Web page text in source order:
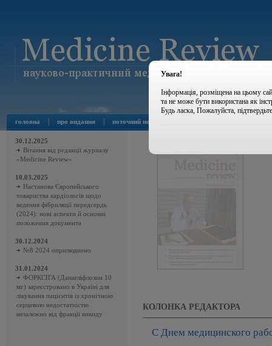
головна про видання поточний номер
30.12.2025
Вітання від редакції журналу
«Medicine Review»
10.03.2025
Настанова Європейського
товариства кардіологів щодо
ведення фібриляції передсердь
(2024): нові аспекти й основні
положення документа
30.12.2024
№8 2024 оприлюднено
31.01.2024
ФОРКСІГА (Дапагліфлозин 10
мг) зареєстровано в Україні для
лікування пацієнтів із хронічною
серцевою недостатністю
незалежно від фракції викиду
КОЛОНКА РЕДАКТОРА
С Днем медицинского
Увага!
Інформація, розміщена на цьому
та не може бути використана як
Будь ласка, Пожалуйста,